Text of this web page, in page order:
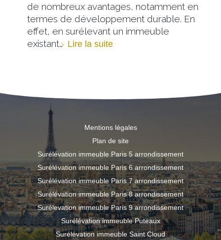
de nombreux avantages, notamment en
termes de développement durable. En
effet, en surélevant un immeuble
existant… Lire la suite
Mentions légales
Plan de site
Surélévation immeuble Paris 5 arrondissement
Surélévation immeuble Paris 6 arrondissement
Surélévation immeuble Paris 7 arrondissement
Surélévation immeuble Paris 8 arrondissement
Surélevation immeuble Paris 9 arrondissement
Surélévation immeuble Puteaux
Surélévation immeuble Saint Cloud